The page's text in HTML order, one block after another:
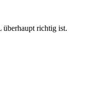
richtig ist.